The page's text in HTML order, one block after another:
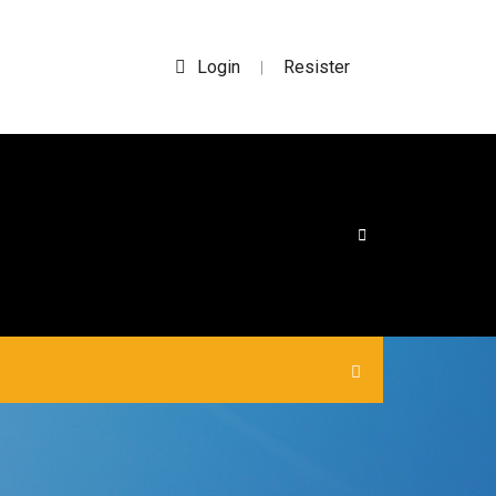
Login | Resister